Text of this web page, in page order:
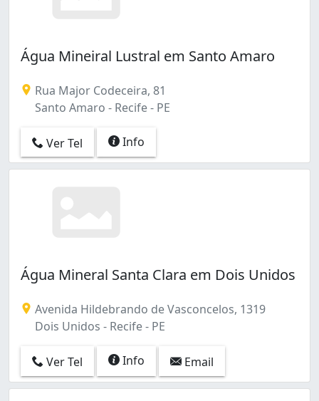
Água Mineiral Lustral em Santo Amaro
Rua Major Codeceira, 81
Santo Amaro - Recife - PE
Ver Tel Info
Água Mineral Santa Clara em Dois Unidos
Avenida Hildebrando de Vasconcelos, 1319
Dois Unidos - Recife - PE
Ver Tel Info Email